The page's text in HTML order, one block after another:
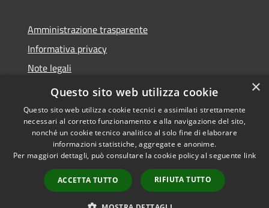
Amministrazione trasparente
Informativa privacy
Note legali
Dichiarazione di accessibilità
Accessibilità
Copyright © 2026 • Comune di
Castiglione della Pescaia •
Powered byMunicipium
Accesso redazione
×
Questo sito web utilizza cookie
Questo sito web utilizza cookie tecnici e assimilati strettamente
necessari al corretto funzionamento e alla navigazione del sito,
nonché un cookie tecnico analitico al solo fine di elaborare
informazioni statistiche, aggregate e anonime.
Per maggiori dettagli, può consultare la cookie policy al seguente link
ACCETTA TUTTO RIFIUTA TUTTO